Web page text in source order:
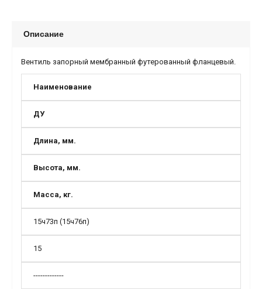
Описание
Вентиль запорный мембранный футерованный фланцевый.
Наименование
ДУ
Длина, мм.
Высота, мм.
Масса, кг.
15ч73п (15ч76п)
15
-------------